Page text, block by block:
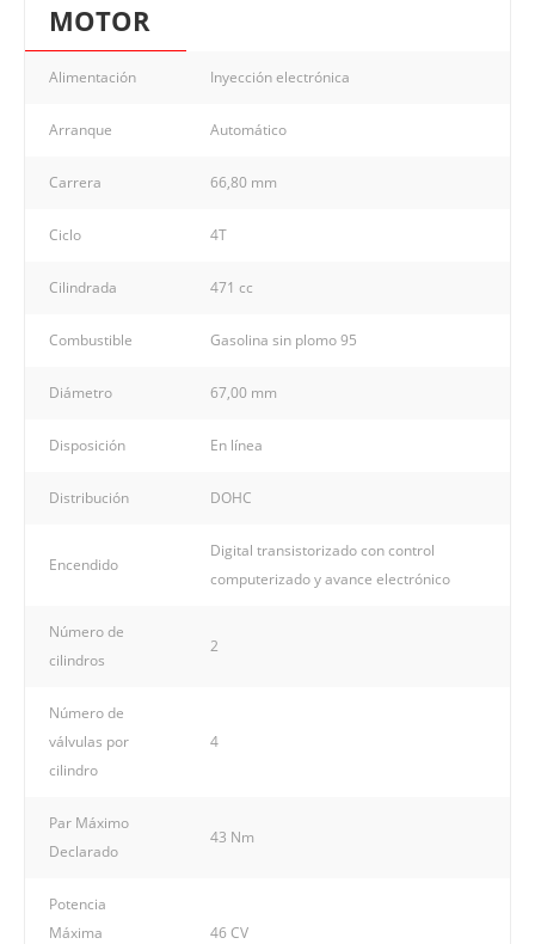
MOTOR
Alimentación Inyección electrónica
Arranque Automático
Carrera 66,80 mm
Ciclo 4T
Cilindrada 471 cc
Combustible Gasolina sin plomo 95
Diámetro 67,00 mm
Disposición En línea
Distribución DOHC
Encendido
Digital transistorizado con control
computerizado y avance electrónico
Número de
cilindros
2
Número de
válvulas por
cilindro
4
Par Máximo
Declarado
43 Nm
Potencia
Máxima
46 CV